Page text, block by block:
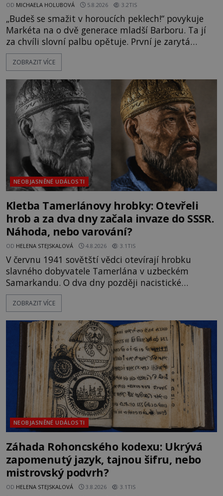
OD MICHAELA HOLUBOVÁ 5.8.2026 3.2TIS
„Budeš se smažit v horoucích peklech!“ povykuje
Markéta na o dvě generace mladší Barboru. Ta jí
za chvíli slovní palbu opětuje. První je zarytá
katolička, druhá přesvědčená kališnice. A každá z
nich se usídlí na jedné z věží slavného hradu
mezi vůdce protihusitského boje. Za manželku má
skutečně jistou
ZOBRAZIT VÍCE
NEOBJASNĚNÉ UDÁLOSTI
Kletba Tamerlánovy hrobky: Otevřeli
hrob a za dva dny začala invaze do SSSR.
Náhoda, nebo varování?
OD HELENA STEJSKALOVÁ 4.8.2026 3.1TIS
V červnu 1941 sovětští vědci otevírají hrobku
slavného dobyvatele Tamerlána v uzbeckém
Samarkandu. O dva dny později nacistické
Německo zahajuje operaci Barbarossa a napadá
Sovětský svaz. Shoda dat je natolik zarážející, že se
na legendě něco pravdy, nebo jde jen o fascinující
souhru okolností? Když antropolog Michail
Gerasimov (1907-1970) a
ZOBRAZIT VÍCE
NEOBJASNĚNÉ UDÁLOSTI
Záhada Rohoncského kodexu: Ukrývá
zapomenutý jazyk, tajnou šifru, nebo
mistrovský podvrh?
OD HELENA STEJSKALOVÁ 3.8.2026 3.1TIS